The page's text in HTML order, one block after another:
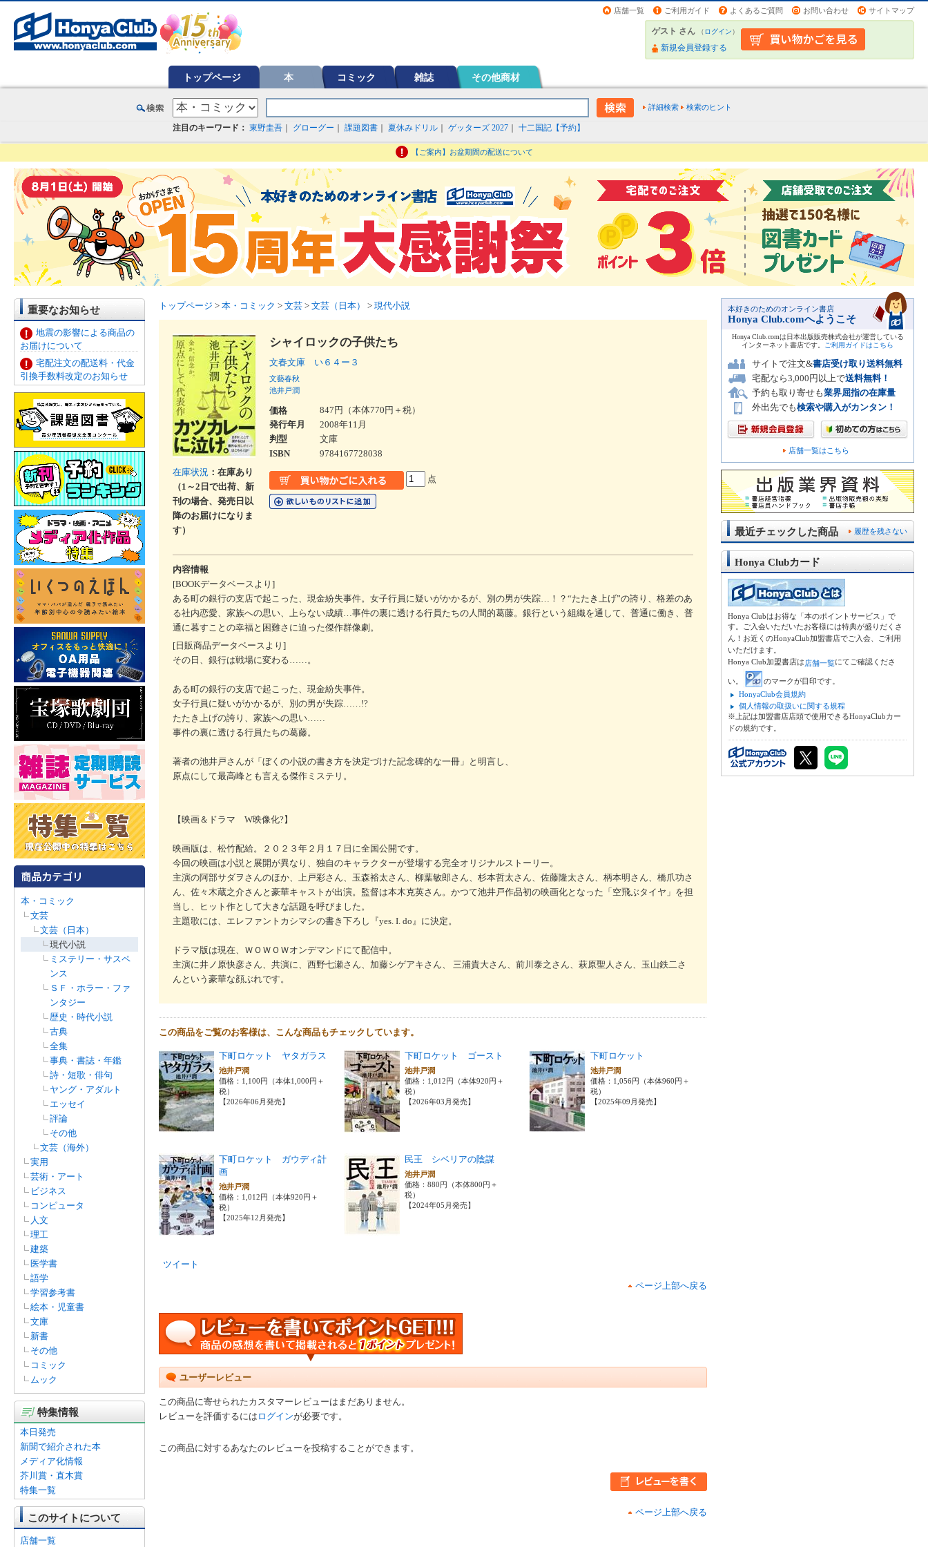
店舗一覧 ご利用ガイド よくあるご質問 お問い合わせ サイトマップ
ゲスト さん （ログイン）
新規会員登録する
トップページ 本 コミック 雑誌 その他商材
詳細検索 検索のヒント
注目のキーワード： 東野圭吾 グローグー 課題図書 夏休みドリル ゲッターズ 2027 十二国記【予約】
【ご案内】お盆期間の配送について
重要なお知らせ
地震の影響による商品の
お届けについて
宅配注文の配送料・代金
引換手数料改定のお知らせ
本・コミック
文芸
文芸（日本）
現代小説
ミステリー・サスペ
ンス
ＳＦ・ホラー・ファ
ンタジー
歴史・時代小説
古典
全集
事典・書誌・年鑑
詩・短歌・俳句
ヤング・アダルト
エッセイ
評論
その他
文芸（海外）
実用
芸術・アート
ビジネス
コンピュータ
人文
理工
建築
医学書
語学
学習参考書
絵本・児童書
文庫
新書
その他
コミック
ムック
特集情報
本日発売
新聞で紹介された本
メディア化情報
芥川賞・直木賞
特集一覧
このサイトについて
店舗一覧
トップページ > 本・コミック > 文芸 > 文芸（日本） > 現代小説
在庫状況 ：在庫あり
（1～2日で出荷、新
刊の場合、発売日以
降のお届けになりま
す）
シャイロックの子供たち
文春文庫 い６４ー３
文藝春秋
池井戸潤
価格
847円（本体770円＋税）
発行年月
2008年11月
判型
文庫
ISBN
9784167728038
点
内容情報
[BOOKデータベースより]
ある町の銀行の支店で起こった、現金紛失事件。女子行員に疑いがかかるが、別の男が失踪…！？“たたき上げ”の誇り、格差のあ
る社内恋愛、家族への思い、上らない成績…事件の裏に透ける行員たちの人間的葛藤。銀行という組織を通して、普通に働き、普
通に暮すことの幸福と困難さに迫った傑作群像劇。
[日販商品データベースより]
その日、銀行は戦場に変わる……。
ある町の銀行の支店で起こった、現金紛失事件。
女子行員に疑いがかかるが、別の男が失踪……!?
たたき上げの誇り、家族への思い……
事件の裏に透ける行員たちの葛藤。
著者の池井戸さんが「ぼくの小説の書き方を決定づけた記念碑的な一冊」と明言し、
原点にして最高峰とも言える傑作ミステリ。
【映画＆ドラマ W映像化?】
映画版は、松竹配給。２０２３年２月１７日に全国公開です。
今回の映画は小説と展開が異なり、独自のキャラクターが登場する完全オリジナルストーリー。
主演の阿部サダヲさんのほか、上戸彩さん、玉森裕太さん、柳葉敏郎さん、杉本哲太さん、佐藤隆太さん、柄本明さん、橋爪功さ
ん、佐々木蔵之介さんと豪華キャストが出演。監督は本木克英さん。かつて池井戸作品初の映画化となった「空飛ぶタイヤ」を担
当し、ヒット作として大きな話題を呼びました。
主題歌には、エレファントカシマシの書き下ろし『yes. I. do』に決定。
ドラマ版は現在、ＷＯＷＯＷオンデマンドにて配信中。
主演に井ノ原快彦さん、共演に、西野七瀬さん、加藤シゲアキさん、 三浦貴大さん、前川泰之さん、萩原聖人さん、玉山鉄二さ
んという豪華な顔ぶれです。
この商品をご覧のお客様は、こんな商品もチェックしています。
下町ロケット ヤタガラス
池井戸潤
価格：1,100円（本体1,000円＋
税）
【2026年06月発売】
下町ロケット ゴースト
池井戸潤
価格：1,012円（本体920円＋
税）
【2026年03月発売】
下町ロケット
池井戸潤
価格：1,056円（本体960円＋
税）
【2025年09月発売】
下町ロケット ガウディ計
画
池井戸潤
価格：1,012円（本体920円＋
税）
【2025年12月発売】
民王 シベリアの陰謀
池井戸潤
価格：880円（本体800円＋
税）
【2024年05月発売】
ツイート
ページ上部へ戻る
ユーザーレビュー
この商品に寄せられたカスタマーレビューはまだありません。
レビューを評価するには ログインが必要です。
この商品に対するあなたのレビューを投稿することができます。
ページ上部へ戻る
本好きのためのオンライン書店
Honya Club.comへようこそ
Honya Club.comは日本出版販売株式会社が運営している
インターネット書店です。
ご利用ガイドはこちら
サイトで注文&書店受け取り送料無料
宅配なら3,000円以上で送料無料！
予約も取り寄せも業界屈指の在庫量
外出先でも検索や購入がカンタン！
店舗一覧はこちら
履歴を残さない
最近チェックした商品
Honya Clubカード
Honya Clubはお得な「本のポイントサービス」で
す。ご入会いただいたお客様には特典が盛りだくさ
ん！お近くのHonyaClub加盟書店でご入会、ご利用
いただけます。
Honya Club加盟書店は店舗一覧にてご確認くださ
い。
のマークが目印です。
HonyaClub会員規約
個人情報の取扱いに関する規程
※上記は加盟書店店頭で使用できるHonyaClubカー
ドの規約です。